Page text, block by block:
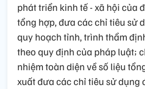
phát triển kinh tế - xã hội của
tổng hợp, đưa các chỉ tiêu sử
quy hoạch tỉnh, trình thẩm
theo quy định của pháp luật;
nhiệm toàn diện về số liệu
xuất đưa các chỉ tiêu sử dụng